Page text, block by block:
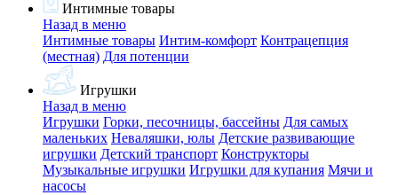
Интимные товары
Назад в меню
Интимные товары Интим-комфорт Контрацепция
(местная) Для потенции
Игрушки
Назад в меню
Игрушки Горки, песочницы, бассейны Для самых
маленьких Неваляшки, юлы Детские развивающие
игрушки Детский транспорт Конструкторы
Музыкальные игрушки Игрушки для купания Мячи и
насосы